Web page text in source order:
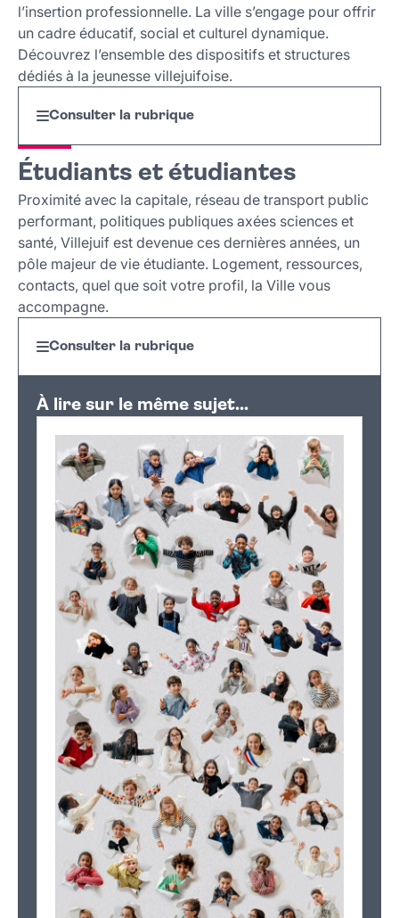
l’insertion professionnelle. La ville s’engage pour offrir
un cadre éducatif, social et culturel dynamique.
Découvrez l’ensemble des dispositifs et structures
dédiés à la jeunesse villejuifoise.
Consulter la rubrique
Étudiants et étudiantes
Proximité avec la capitale, réseau de transport public
performant, politiques publiques axées sciences et
santé, Villejuif est devenue ces dernières années, un
pôle majeur de vie étudiante. Logement, ressources,
contacts, quel que soit votre profil, la Ville vous
accompagne.
Consulter la rubrique
À lire sur le même sujet...